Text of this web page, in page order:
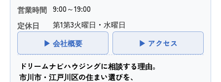
営業時間 9:00～19:00
定休日
第1第3火曜日・水曜日
▶ 会社概要
▶ アクセス
ドリームナビハウジングに相談する理由。
市川市・江戸川区の住まい選びを、